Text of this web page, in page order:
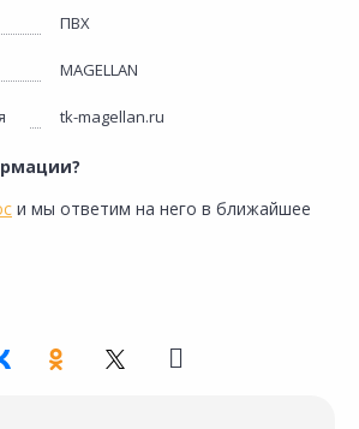
ПВХ
MAGELLAN
tk-magellan.ru
и мы ответим на него в ближайшее